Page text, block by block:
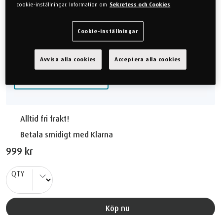
999 kr
Alltid fri frakt!
Betala smidigt med Klarna
999 kr
QTY
Köp nu
cookie-inställningar. Information om Sekretess och Cookies
Cookie-inställningar
Avvisa alla cookies Acceptera alla cookies